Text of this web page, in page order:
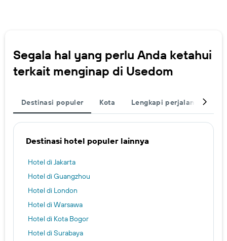
Segala hal yang perlu Anda ketahui
terkait menginap di Usedom
Destinasi populer Kota Lengkapi perjalanan Anda
Destinasi hotel populer lainnya
Hotel di Jakarta
Hotel di Guangzhou
Hotel di London
Hotel di Warsawa
Hotel di Kota Bogor
Hotel di Surabaya